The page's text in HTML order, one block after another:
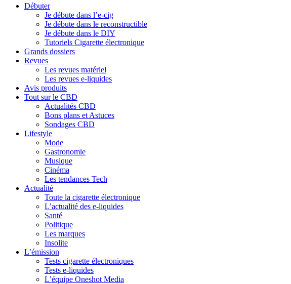
Débuter
Je débute dans l’e-cig
Je débute dans le reconstructible
Je débute dans le DIY
Tutoriels Cigarette électronique
Grands dossiers
Revues
Les revues matériel
Les revues e-liquides
Avis produits
Tout sur le CBD
Actualités CBD
Bons plans et Astuces
Sondages CBD
Lifestyle
Mode
Gastronomie
Musique
Cinéma
Les tendances Tech
Actualité
Toute la cigarette électronique
L’actualité des e-liquides
Santé
Politique
Les marques
Insolite
L’émission
Tests cigarette électroniques
Tests e-liquides
L’équipe Oneshot Media